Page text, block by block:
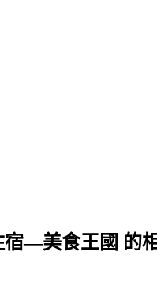
—美食王國 的